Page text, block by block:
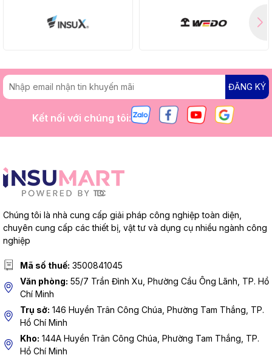
ĐĂNG KÝ
Kết nối với chúng tôi:
Chúng tôi là nhà cung cấp giải pháp công nghiệp toàn diện,
chuyên cung cấp các thiết bị, vật tư và dụng cụ nhiều ngành công
nghiệp
Mã số thuế: 3500841045
Văn phòng: 55/7 Trần Đình Xu, Phường Cầu Ông Lãnh, TP. Hồ
Chí Minh
Trụ sở: 146 Huyền Trân Công Chúa, Phường Tam Thắng, TP.
Hồ Chí Minh
Kho: 144A Huyền Trân Công Chúa, Phường Tam Thắng, TP.
Hồ Chí Minh